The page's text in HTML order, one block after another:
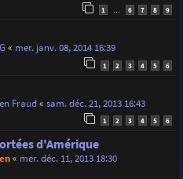
1 … 6 7 8 9
« mer. janv. 08, 2014 16:39
1 2 3 4 5 6
Fraud« sam. déc. 21, 2013 16:43
1 2 3 4 5 6
d'Amérique
« mer. déc. 11, 2013 18:30